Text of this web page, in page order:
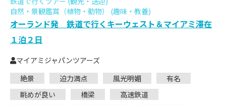
自然・景観鑑賞（植物・動物） (趣味・教養)
オーランド発 鉄道で行くキーウェスト＆マイアミ滞在
１泊２日
マイアミジャパンツアーズ
絶景
迫力満点 風光明媚
有名
眺めが良い
橋梁
高速鉄道